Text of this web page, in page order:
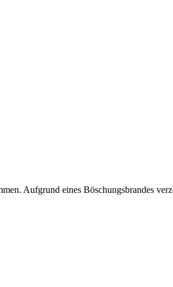
Aufgrund eines Böschungsbrandes